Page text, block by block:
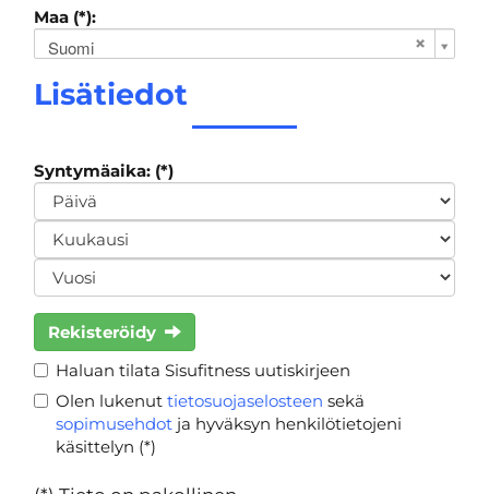
Maa (*):
Suomi
Lisätiedot
Syntymäaika: (*)
Rekisteröidy
Haluan tilata Sisufitness uutiskirjeen
Olen lukenut tietosuojaselosteen sekä
sopimusehdot ja hyväksyn henkilötietojeni
käsittelyn (*)